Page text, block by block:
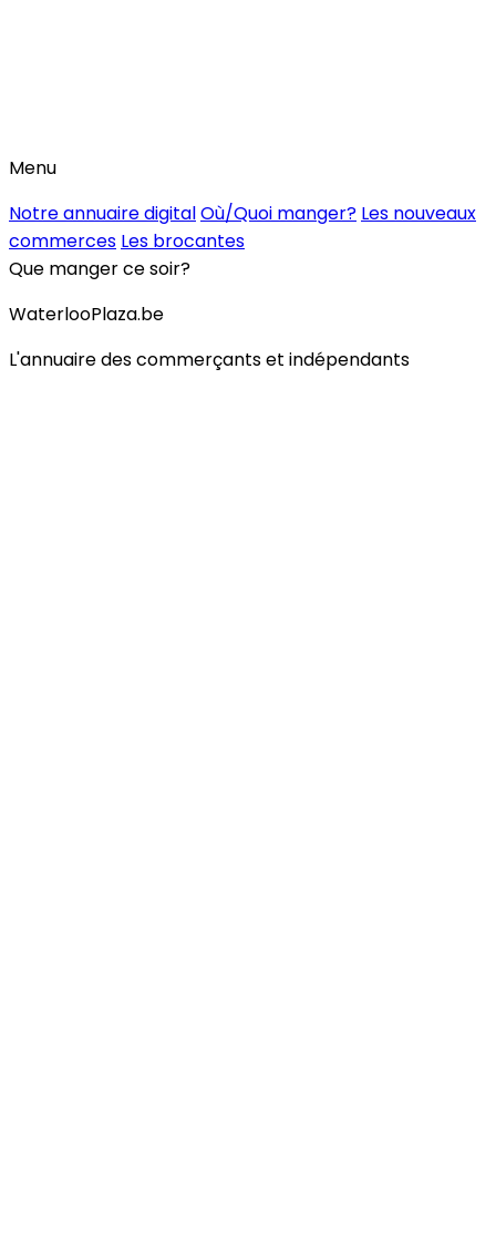
Menu
Notre annuaire digitalOù/Quoi manger? Les nouveaux
commerces Les brocantes
Que manger ce soir?
WaterlooPlaza.be
L'annuaire des commerçants et indépendants